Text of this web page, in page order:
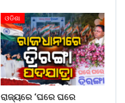
ଓଡିଶା
ରାଜ୍ୟରେ ‘ଘରେ ଘରେ